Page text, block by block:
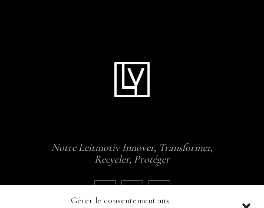
Gérer le consentement aux
Notre Leitmotiv Innover, Transformer,
Recycler, Protéger